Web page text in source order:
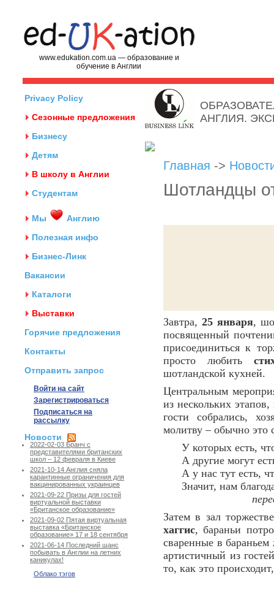
www.edukation.com.ua — образование и
обучение в Англии
Privacy Policy
Сезонные предложения
Бизнесу
Детям
В школу в Англии
Студентам
Мы
Англию
Полезная инфо
Бизнес-Линк
Вакансии
Каталоги
Выставки
Горячие предложения
Контакты
Отправить запрос
Войти на сайт
Зарегистрироваться
Подписаться на
рассылку
Новости
2022-02-03 Бранч с
представителями британских
школ – 12 февраля в Киеве
2021-10-14 Англия сняла
карантинные ограничения для
вакцинированных украинцев
2021-09-22 Призы для гостей
виртуальной выставки
«Британское образование»
2021-09-02 Пятая виртуальная
выставка «Британское
образование» 17 и 18 сентября
2021-06-14 Последний шанс
побывать в Англии на летних
каникулах!
Облако тэгов
АНГЛИЯ.
Главная ->
Шотландцы
Завтра, 25 января,
посвященный
присоединиться к
просто любить
шотландской кухней.
Центральным
из нескольких
гости собрались,
молитву – обычно это
У которых есть,
А другие могут
А у нас тут есть,
Значит, нам
Затем в зал
хаггис, бараньи
сваренные в
артистичный из
то, как это